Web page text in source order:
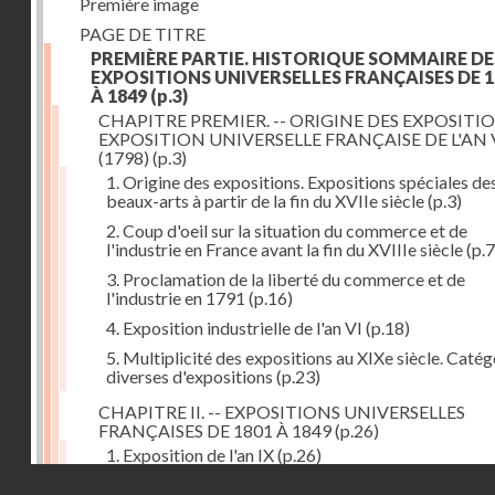
PAGE DE TITRE
PREMIÈRE PARTIE. HISTORIQUE SOMMAIRE
EXPOSITIONS UNIVERSELLES FRANÇAISES DE
À 1849 (p.3)
CHAPITRE PREMIER. -- ORIGINE DES
EXPOSITION UNIVERSELLE FRANÇAISE DE L'AN
(1798) (p.3)
1. Origine des expositions. Expositions spéciales
beaux-arts à partir de la fin du XVIIe siècle(p.3)
2. Coup d'oeil sur la situation du commerce et de
l'industrie en France avant la fin du XVIIIe siècle
3. Proclamation de la liberté du commerce et de
l'industrie en 1791 (p.16)
4. Exposition industrielle de l'an VI (p.18)
5. Multiplicité des expositions au XIXe siècle.
diverses d'expositions (p.23)
CHAPITRE II. -- EXPOSITIONS UNIVERSELLES
FRANÇAISES DE 1801 À 1849(p.26)
1. Exposition de l'an IX(p.26)